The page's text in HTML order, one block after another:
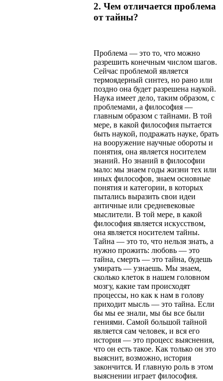
2. Чем отличается проблема
от тайны?
Проблема — это то, что можно
разрешить конечным числом шагов.
Сейчас проблемой является
термоядерный синтез, но рано или
поздно она будет разрешена наукой.
Наука имеет дело, таким образом, с
проблемами, а философия —
главным образом с тайнами. В той
мере, в какой философия пытается
быть наукой, подражать науке, брать
на вооружение научные обороты и
понятия, она является носителем
знаний. Но знаний в философии
мало: мы знаем годы жизни тех или
иных философов, знаем основные
понятия и категории, в которых
пытались выразить свои идеи
античные или средневековые
мыслители. В той мере, в какой
философия является искусством,
она является носителем тайны.
Тайна — это то, что нельзя знать, а
нужно прожить: любовь — это
тайна, смерть — это тайна, будешь
умирать — узнаешь. Мы знаем,
сколько клеток в нашем головном
мозгу, какие там происходят
процессы, но как к нам в голову
приходит мысль — это тайна. Если
бы мы ее знали, мы бы все были
гениями. Самой большой тайной
является сам человек, и вся его
история — это процесс выяснения,
что он есть такое. Как только он это
выяснит, возможно, история
закончится. И главную роль в этом
выяснении играет философия.